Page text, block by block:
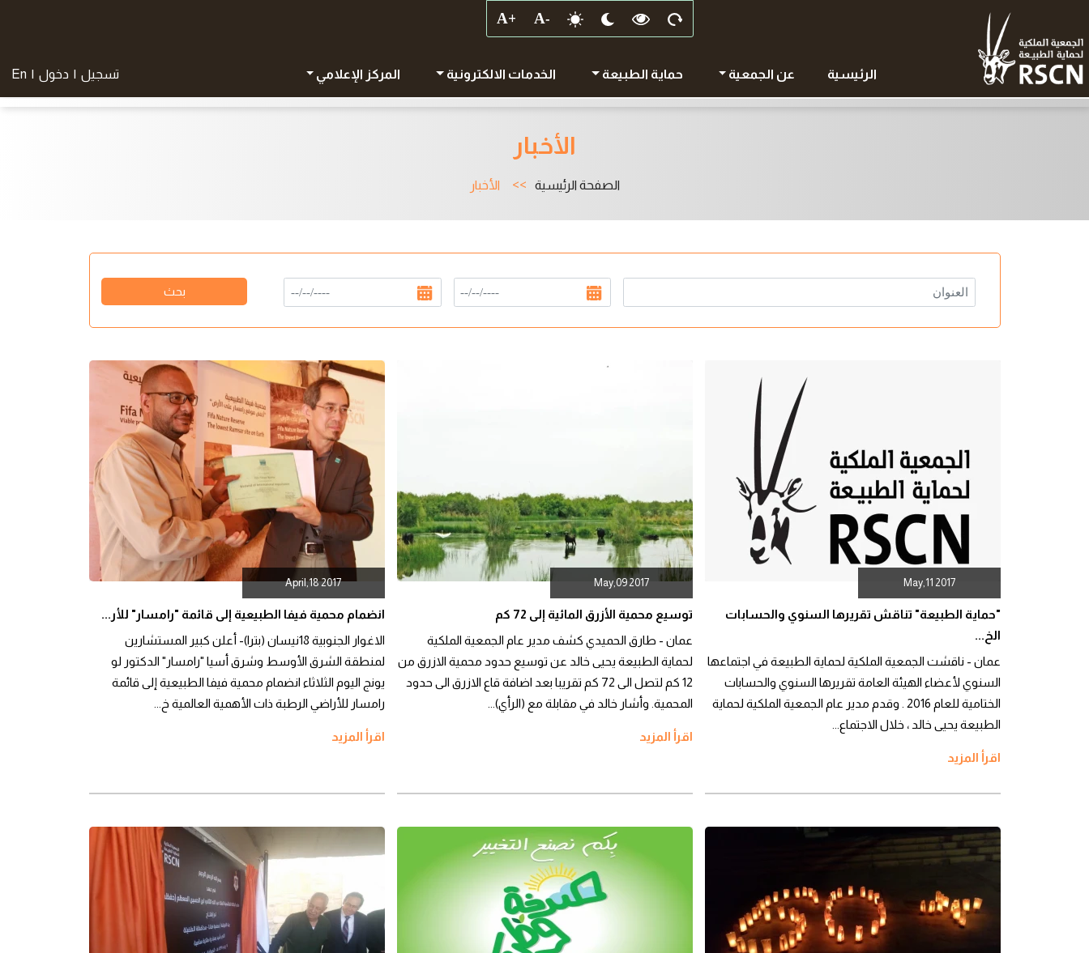
الرئيسية عن الجمعية حماية الطبيعة الخدمات الالكترونية المركز الإعلامي تسجيل | دخول |
En
الأخبار
الصفحة الرئيسية الأخبار
بحث
May,11 2017
"حماية الطبيعة" تناقش تقريرها السنوي والحسابات
الخ...
عمان - ناقشت الجمعية الملكية لحماية الطبيعة في اجتماعها
السنوي لأعضاء الهيئة العامة تقريرها السنوي والحسابات
الختامية للعام 2016 . وقدم مدير عام الجمعية الملكية لحماية
الطبيعة يحيى خالد ، خلال الاجتماع...
اقرأ المزيد
May,09 2017
توسيع محمية الأزرق المائية إلى 72 كم
عمان - طارق الحميدي كشف مدير عام الجمعية الملكية
لحماية الطبيعة يحيى خالد عن توسيع حدود محمية الازرق من
12 كم لتصل الى 72 كم تقريبا بعد اضافة قاع الازرق الى حدود
المحمية. وأشار خالد في مقابلة مع (الرأي)...
اقرأ المزيد
April,18 2017
انضمام محمية فيفا الطبيعية إلى قائمة "رامسار" للأر...
الاغوار الجنوبية 18نيسان (بترا)- أعلن كبير المستشارين
لمنطقة الشرق الأوسط وشرق أسيا "رامسار" الدكتور لو
يونج اليوم الثلاثاء انضمام محمية فيفا الطبيعية إلى قائمة
رامسار للأراضي الرطبة ذات الأهمية العالمية خ...
اقرأ المزيد